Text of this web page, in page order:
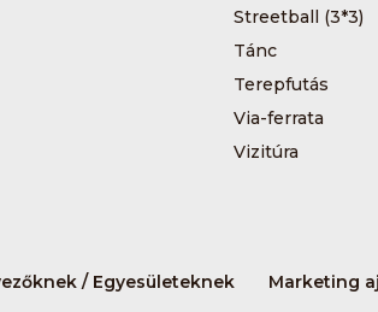
Streetball (3*3)
Tánc
Terepfutás
Via-ferrata
Vizitúra
/ Egyesületeknek
Marketing